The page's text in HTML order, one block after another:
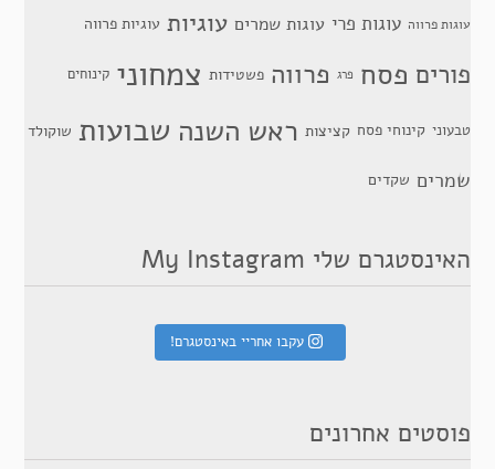
עוגות פרווה עוגות פרי עוגות שמרים עוגיות עוגיות פרווה
פורים פסח פרג פרווה פשטידות צמחוני קינוחים
טבעוני קינוחי פסח קציצות ראש השנה שבועות שוקולד
שמרים שקדים
האינסטגרם שלי My Instagram
עקבו אחריי באינסטגרם!
פוסטים אחרונים